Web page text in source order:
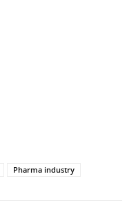
Pharma industry